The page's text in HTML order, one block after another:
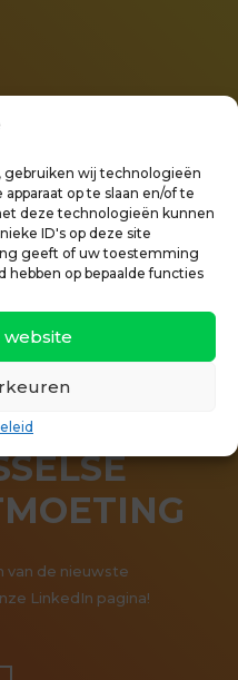
gebruiken wij technologieën
op te slaan en/of te
deze technologieën kunnen
ID's op deze site
geeft of uw toestemming
op bepaalde functies
website
van de nieuwste
LinkedIn pagina!